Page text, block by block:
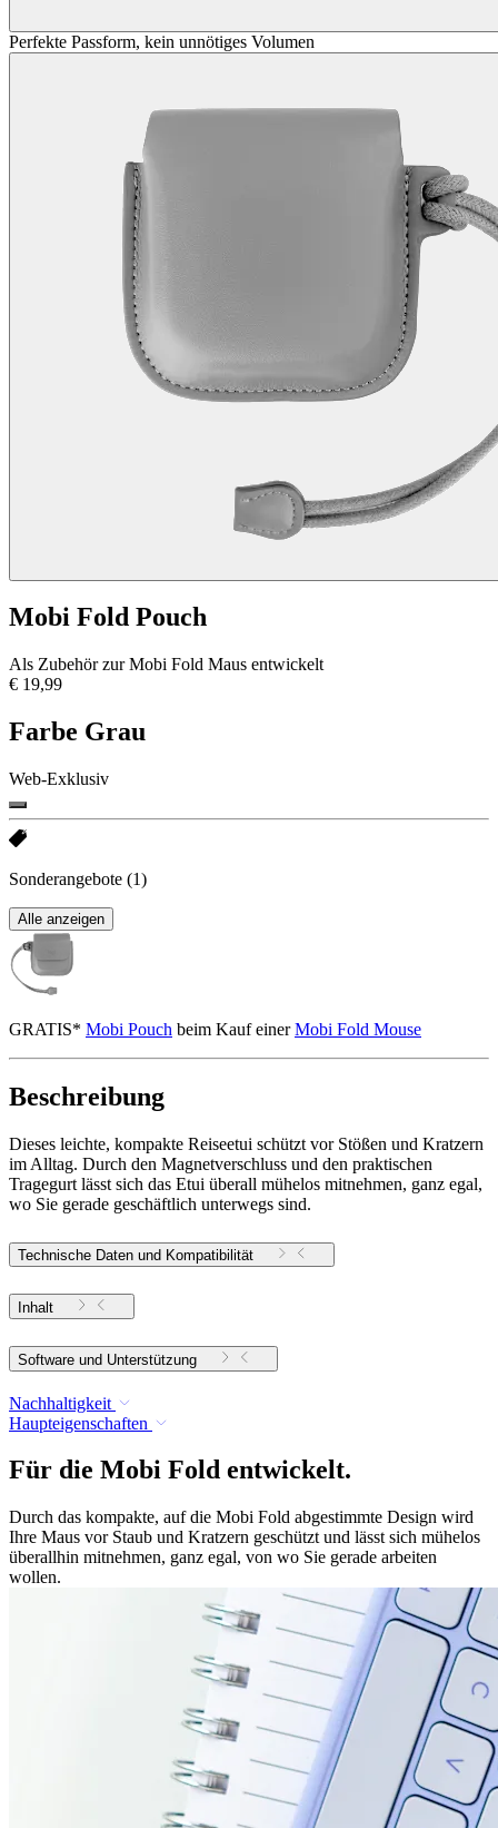
Perfekte Passform, kein unnötiges Volumen
Mobi Fold Pouch
Als Zubehör zur Mobi Fold Maus entwickelt
€ 19,99
Farbe Grau
Web-Exklusiv
Sonderangebote (1)
Alle anzeigen
GRATIS* Mobi Pouch beim Kauf einerMobi Fold Mouse
Beschreibung
Dieses leichte, kompakte Reiseetui schützt vor Stößen und Kratzern
im Alltag. Durch den Magnetverschluss und den praktischen
Tragegurt lässt sich das Etui überall mühelos mitnehmen, ganz egal,
wo Sie gerade geschäftlich unterwegs sind.
Technische Daten und Kompatibilität
Inhalt
Software und Unterstützung
Nachhaltigkeit
Haupteigenschaften
Für die Mobi Fold entwickelt.
Durch das kompakte, auf die Mobi Fold abgestimmte Design wird
Ihre Maus vor Staub und Kratzern geschützt und lässt sich mühelos
überallhin mitnehmen, ganz egal, von wo Sie gerade arbeiten
wollen.